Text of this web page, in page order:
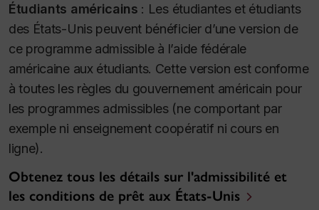
Étudiants américains : Les étudiantes et étudiants
des États-Unis peuvent bénéficier d’une version de
ce programme admissible à l’aide fédérale
américaine aux étudiants. Cette version est conforme
à toutes les règles du gouvernement américain pour
les programmes admissibles (ne comportant par
exemple ni enseignement coopératif ni cours en
ligne).
Obtenez tous les détails sur l'admissibilité et
les conditions de prêt aux États-Unis